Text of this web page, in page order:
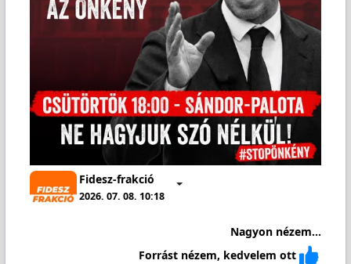
Fidesz-frakció
2026. 07. 08. 10:18
Nagyon nézem...
Forrást nézem, kedvelem ott